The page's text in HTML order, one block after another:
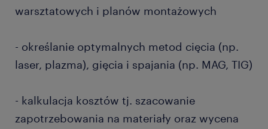
warsztatowych i planów montażowych
- określanie optymalnych metod cięcia (np.
laser, plazma), gięcia i spajania (np. MAG, TIG)
- kalkulacja kosztów tj. szacowanie
zapotrzebowania na materiały oraz wycena